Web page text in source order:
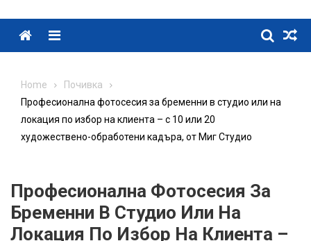
Menu
Home
Почивка
Професионална фотосесия за бременни в студио или на
локация по избор на клиента – с 10 или 20
художествено-обработени кадъра, от Миг Студио
Професионална Фотосесия За
Бременни В Студио Или На
Локация По Избор На Клиента –